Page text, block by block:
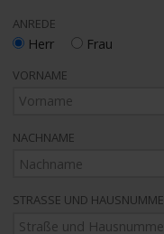
ANREDE
Herr Frau
VORNAME
NACHNAME
STRASSE UND HAUSNUMMER